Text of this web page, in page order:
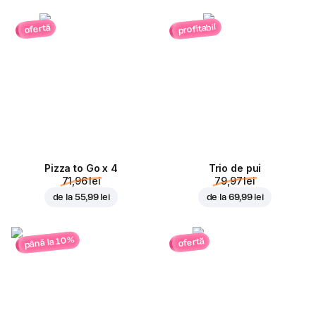
ofertă
Pizza to Go x 4
71,96 lei
de la 55,99 lei
profitabil
Trio de pui
79,97 lei
de la 69,99 lei
până la 10% ofertă